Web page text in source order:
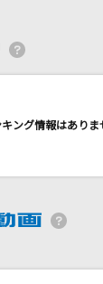
マイ・ウェ
& Farruko